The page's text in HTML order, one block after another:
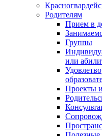
Родителям
Прием в
Группы
или
Проекты